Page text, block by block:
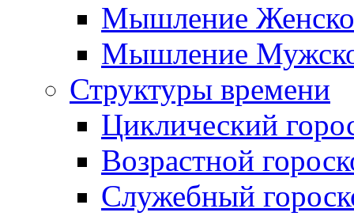
Мышление
Мышление
Структуры времени
Циклический
Возрастной
Служебный